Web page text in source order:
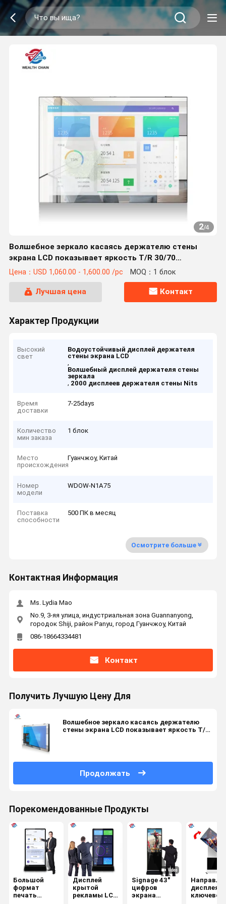
2/4
Волшебное зеркало касаясь держателю стены
экрана LCD показывает яркость T/R 30/70
водоустойчивую высокую
Цена：USD 1,060.00 - 1,600.00 /pc MOQ：1 блок
Лучшая цена Контакт
Характер Продукции
Высокий
свет
Водоустойчивый дисплей держателя
стены экрана LCD
,
Волшебный дисплей держателя стены
зеркала
, 2000 дисплеев держателя стены Nits
Время
доставки
7-25days
Количество
мин заказа
1 блок
Место
происхождения
Гуанчжоу, Китай
Номер
модели
WDOW-N1A75
Поставка
способности
500 ПК в месяц
Осмотрите больше
Контактная Информация
Ms. Lydia Mao
No.9, 3-яя улица, индустриальная зона Guannanyong,
городок Shiji, район Panyu, город Гуанчжоу, Китай
086-18664334481
Контакт
Получить Лучшую Цену Для
Волшебное зеркало касаясь держателю
стены экрана LCD показывает яркость T/R
Продолжать
Порекомендованные Продукты
Большой
формат
печать
Дисплей
крытой
рекламы LCD
Signage 43"
цифров
экрана
дисплея